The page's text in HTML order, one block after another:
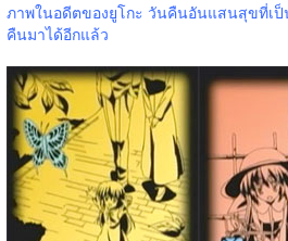
ภาพในอดีตของยูโกะ วันคืนอันแสนสุขที่เ
คืนมาได้อีกแล้ว